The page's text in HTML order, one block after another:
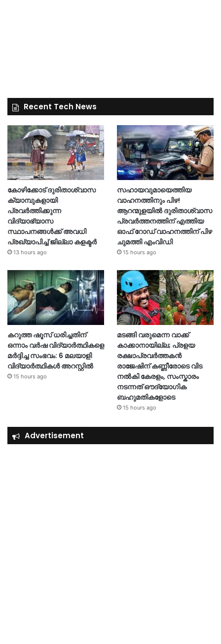
Recent Tech News
കോഴിക്കോട് ദുരിതാശ്വാസ
ക്യാമ്പുകളായി
പ്രവര്‍ത്തിക്കുന്ന
വിദ്യാഭ്യാസ
സ്ഥാപനങ്ങള്‍ക്ക് അവധി
പ്രഖ്യാപിച്ച് ജില്ലാ കളക്ടർ
13 hours ago
സഹായവുമായെത്തിയ
വാഹനത്തിനും പിഴ!
ആറന്മുളയില്‍ ദുരിതാശ്വാസ
പ്രവര്‍ത്തനത്തിന് എത്തിയ
ഓഫ് റോഡ് വാഹനത്തിന് പിഴ
ചുമത്തി എംവിഡി
15 hours ago
കറുത്ത ഷൂസ് ധരിച്ചതിന്
ഒന്നാം വർഷ വിദ്യാർത്ഥികളെ
മർദ്ദിച്ച സംഭവം: 6 മലയാളി
വിദ്യാർത്ഥികൾ അറസ്റ്റിൽ
15 hours ago
മടങ്ങി വരുമെന്ന വാക്ക്
കാക്കാനായില്ല; പ്രളയ
രക്ഷാപ്രവർത്തകൻ
രാജേഷിന് കണ്ണീരോടെ വിട
നൽകി കേരളം, സംസ്കാരം
നടന്നത് ഔദ്യോ​ഗിക
ബഹുമതികളോടെ
15 hours ago
Advertisement